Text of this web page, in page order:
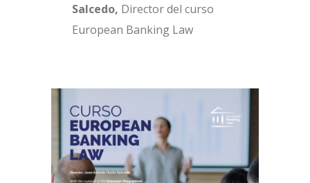
Salcedo, Director del curso
European Banking Law